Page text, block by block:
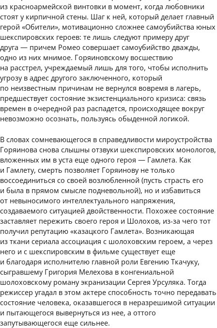
из красноармейской винтовки в момент, когда любовники
стоят у кирпичной стены. Шаг к ней, который делает главный
герой «Обители», мотивационно сложнее самоубийства юных
шекспировских героев: те лишь следуют примеру друг
друга — причем Ромео совершает самоубийство дважды,
одно из них мнимое. Горяиновскому восшествию
на расстрел, учреждаемый лишь для того, чтобы исполнить
угрозу в адрес другого заключенного, который
по неизвестным причинам не вернулся вовремя в лагерь,
предшествует состояние экзистенциального кризиса: связь
времен в очередной раз распадется, происходящее вокруг
невозможно осознать, пользуясь обыденной логикой.
В словах сомневающегося в справедливости мироустройства
Горяинова снова слышны отзвуки шекспировских монологов,
вложенных им в уста еще одного героя — Гамлета. Как
и Гамлету, смерть позволяет Горяинову не только
воссоединиться со своей возлюбленной (пусть страсть его
и была в прямом смысле подневольной), но и избавиться
от невыносимого интеллектуального напряжения,
создаваемого ситуацией двойственности. Похожее состояние
заставляет пережить своего героя и Шолохов, из-за чего тот
получил репутацию «казацкого Гамлета». Возникающая
из ткани сериала ассоциация с шолоховским героем, а через
него и с шекспировским в фильме существует еще
и благодаря исполнителю главной роли Евгению Ткачуку,
сыгравшему Григория Мелехова в конгениальной
шолоховскому роману экранизации Сергея Урсуляка. Тогда
режиссер угадал в этом актере способность точно передавать
состояние человека, оказавшегося в неразрешимой ситуации
и пытающегося вывернуться из нее, а оттого
запутывающегося еще сильнее.